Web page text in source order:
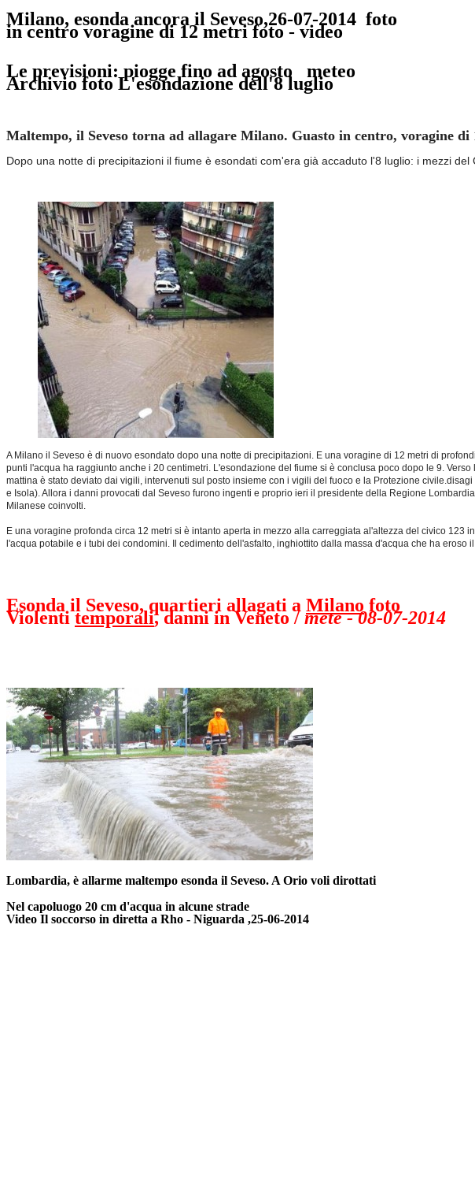
Milano, esonda ancora il Seveso,26-07-2014 foto
in centro voragine di 12 metrifoto-video
Le previsioni: piogge fino ad agosto
meteo
Archivio foto L'esondazione dell'8 luglio
Maltempo, il Seveso torna ad allagare Milano. Guasto in centro, voragine di
Dopo una notte di precipitazioni il fiume è esondati com'era già accaduto l'8 luglio: i mezzi
A Milano il Seveso è di nuovo esondato dopo una notte di precipitazioni. E una voragine di 12 metri di
punti l'acqua ha raggiunto anche i 20 centimetri. L'esondazione del fiume si è conclusa poco dopo le 9.
mattina è stato deviato dai vigili, intervenuti sul posto insieme con i vigili del fuoco e la Protezione
e Isola). Allora i danni provocati dal Seveso furono ingenti e proprio ieri il presidente della Regione
Milanese coinvolti.
E una voragine profonda circa 12 metri si è intanto aperta in mezzo alla carreggiata al'altezza del civico
l'acqua potabile e i tubi dei condomini. Il cedimento dell'asfalto, inghiottito dalla massa d'acqua che ha
Esonda il Seveso, quartieri allagati a Milano foto
Violentitemporali, danni in Veneto /mete- 08-07-2014
Lombardia, è allarme maltempo esonda il Seveso. A Orio voli dirottati
Nel capoluogo 20 cm d'acqua in alcune strade
Video Il soccorso in diretta a Rho - Niguarda ,25-06-2014